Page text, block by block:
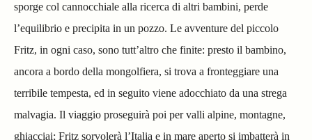
sporge col cannocchiale alla ricerca di altri bambini, perde
l’equilibrio e precipita in un pozzo. Le avventure del piccolo
Fritz, in ogni caso, sono tutt’altro che finite: presto il bambino,
ancora a bordo della mongolfiera, si trova a fronteggiare una
terribile tempesta, ed in seguito viene adocchiato da una strega
malvagia. Il viaggio proseguirà poi per valli alpine, montagne,
ghiacciai; Fritz sorvolerà l’Italia e in mare aperto si imbatterà in